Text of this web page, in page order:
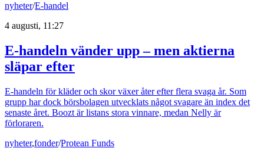
nyheter/E-handel
4 augusti, 11:27
E-handeln vänder upp – men aktierna
släpar efter
E-handeln för kläder och skor växer åter efter flera svaga år. Som
grupp har dock börsbolagen utvecklats något svagare än index det
senaste året. Boozt är listans stora vinnare, medan Nelly är
förloraren.
nyheter,fonder/Protean Funds